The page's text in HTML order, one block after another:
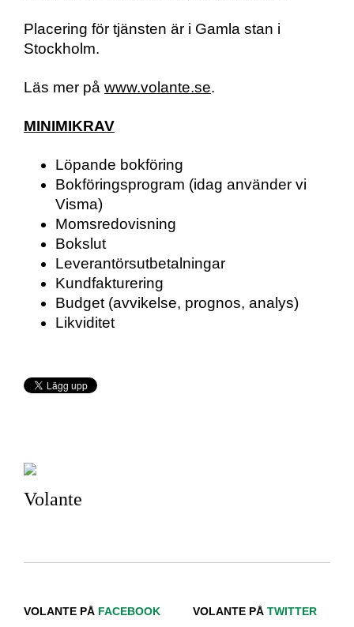
Placering för tjänsten är i Gamla stan i
Stockholm.
Läs mer på www.volante.se.
MINIMIKRAV
Löpande bokföring
Bokföringsprogram (idag använder vi
Visma)
Momsredovisning
Bokslut
Leverantörsutbetalningar
Kundfakturering
Budget (avvikelse, prognos, analys)
Likviditet
Volante
VOLANTE PÅ FACEBOOK VOLANTE PÅ TWITTER